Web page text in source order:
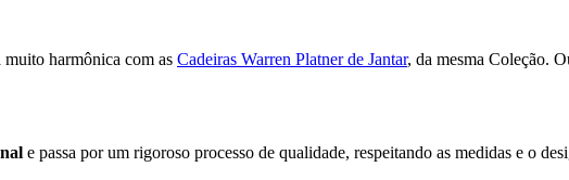
muito harmônica com as Cadeiras Warren Platner de Jantar, da mesma Coleção.
e passa por um rigoroso processo de qualidade, respeitando as medidas e o